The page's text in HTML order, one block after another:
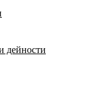
дейности